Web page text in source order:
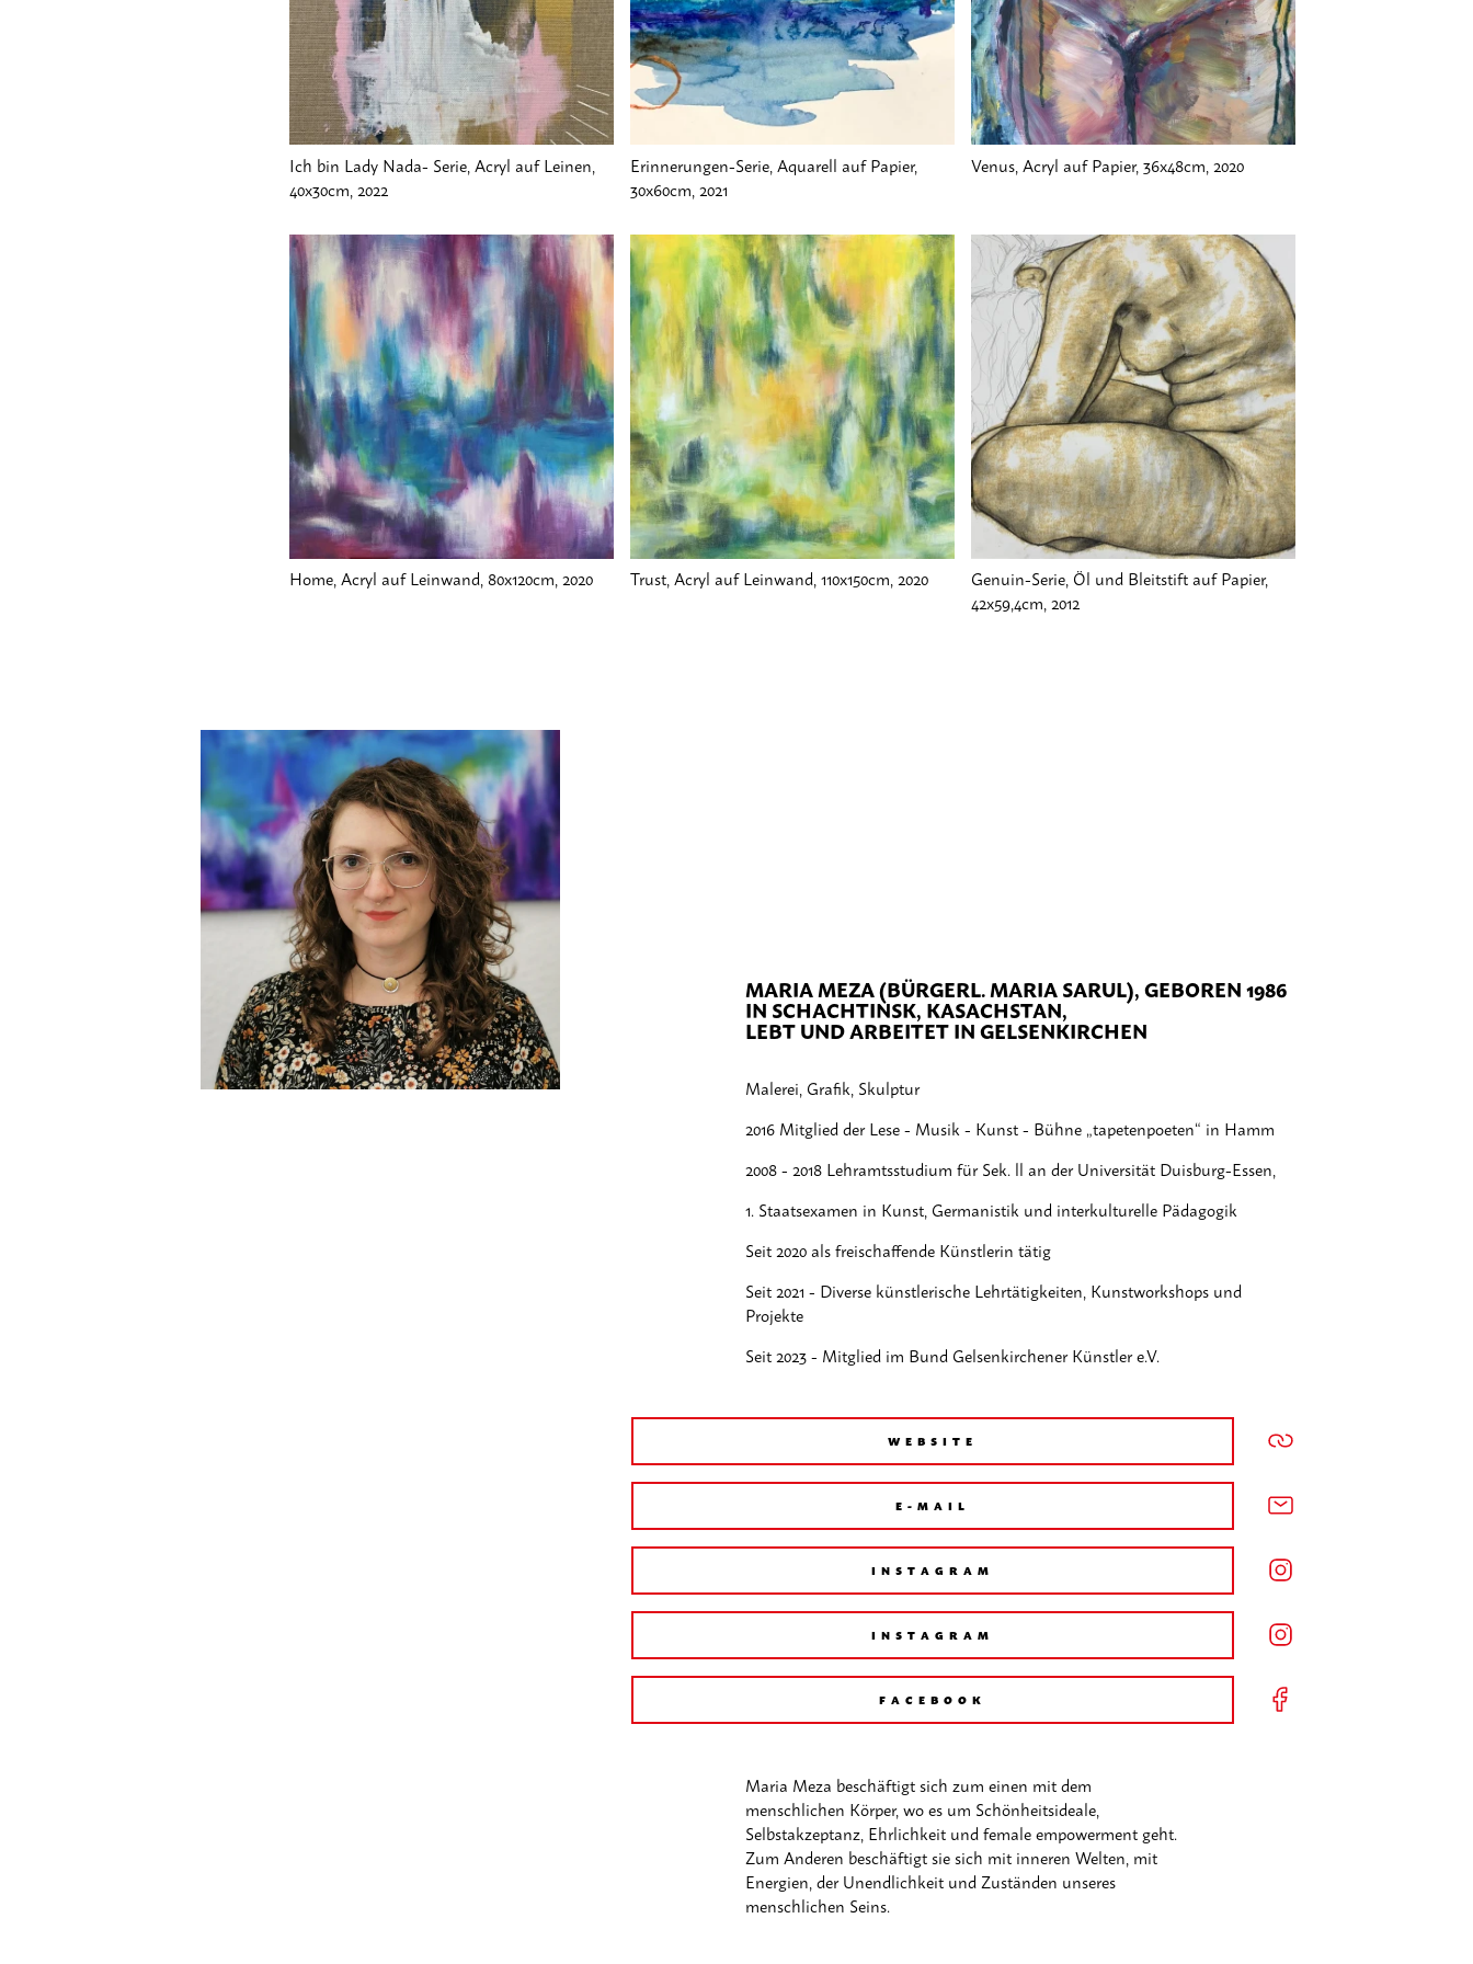
VEREIN/DOMIZIL
KONTAKT
Ich bin Lady Nada- Serie, Acryl auf Leinen,
40x30cm, 2022
Erinnerungen-Serie, Aquarell auf Papier,
30x60cm, 2021
Venus, Acryl auf Papier, 36x48cm, 2020
Home, Acryl auf Leinwand, 80x120cm, 2020 Trust, Acryl auf Leinwand, 110x150cm, 2020
Genuin-Serie, Öl und Bleitstift auf Papier,
42x59,4cm, 2012
MARIA MEZA (BÜRGERL. MARIA SARUL), GEBOREN 1986
IN SCHACHTINSK, KASACHSTAN,
LEBT UND ARBEITET IN GELSENKIRCHEN
Malerei, Grafik, Skulptur
2016 Mitglied der Lese - Musik - Kunst - Bühne „tapetenpoeten“ in Hamm
2008 - 2018 Lehramtsstudium für Sek. ll an der Universität Duisburg-Essen,
1. Staatsexamen in Kunst, Germanistik und interkulturelle Pädagogik
Seit 2020 als freischaffende Künstlerin tätig
Seit 2021 - Diverse künstlerische Lehrtätigkeiten, Kunstworkshops und
Projekte
Seit 2023 - Mitglied im Bund Gelsenkirchener Künstler e.V.
WEBSITE
E-MAIL
INSTAGRAM
INSTAGRAM
FACEBOOK
Maria Meza beschäftigt sich zum einen mit dem
menschlichen Körper, wo es um Schönheitsideale,
Selbstakzeptanz, Ehrlichkeit und female empowerment geht.
Zum Anderen beschäftigt sie sich mit inneren Welten, mit
Energien, der Unendlichkeit und Zuständen unseres
menschlichen Seins.